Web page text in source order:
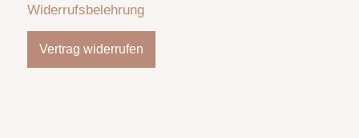
Widerrufsbelehrung
Vertrag widerrufen